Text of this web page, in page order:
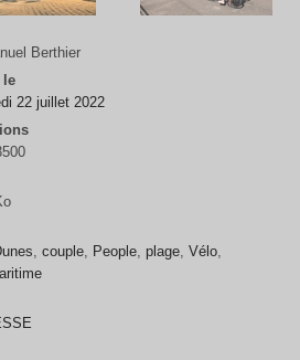
Berthier
le
22 juillet 2022
, couple, People, plage, Vélo,